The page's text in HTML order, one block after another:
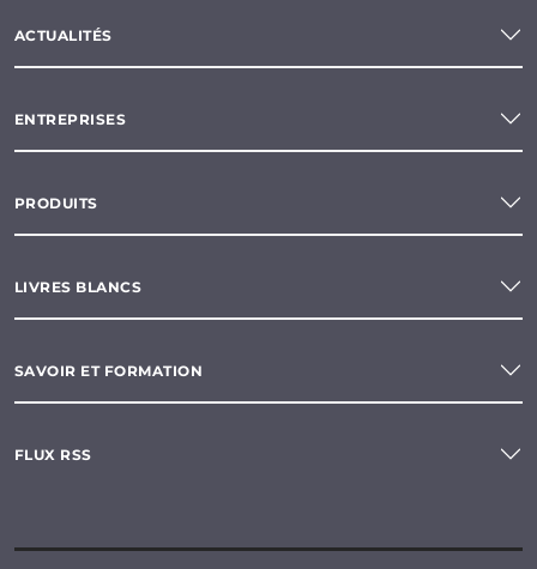
ACTUALITÉS
ENTREPRISES
PRODUITS
LIVRES BLANCS
SAVOIR ET FORMATION
FLUX RSS